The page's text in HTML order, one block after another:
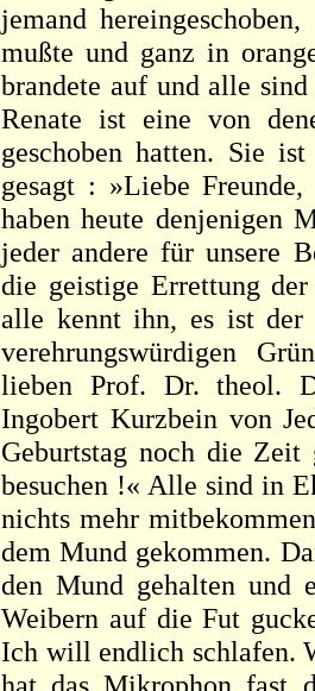
jemand
mußte und ganz in
brandete auf und alle
Renate ist eine von
geschoben hatten. Sie
gesagt : »Liebe
haben heute denjenigen
jeder andere für unsere
die geistige Errettung
alle kennt ihn, es ist der
verehrungswürdigen
lieben Prof. Dr. theol.
Ingobert Kurzbein von
Geburtstag noch die
besuchen !« Alle sind in
nichts mehr
dem Mund gekommen.
den Mund gehalten und
Weibern auf die Fut
Ich will endlich schlafen.
hat das Mikrophon fast